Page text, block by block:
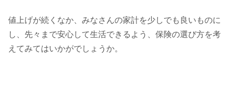
値上げが続くなか、みなさんの家計を少しでも良いものに
し、先々まで安心して生活できるよう、保険の選び方を考
えてみてはいかがでしょうか。